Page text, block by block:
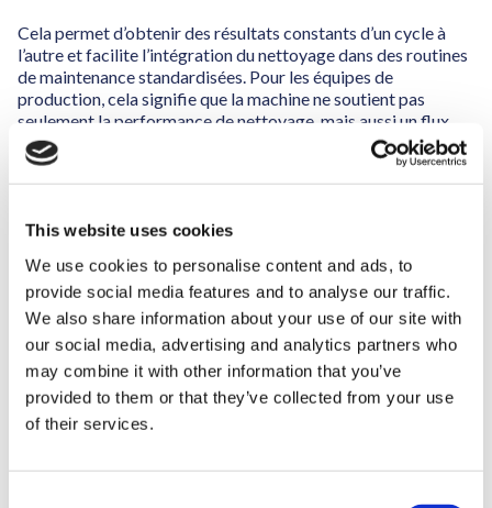
This website uses cookies
We use cookies to personalise content and ads, to
provide social media features and to analyse our traffic.
We also share information about your use of our site with
our social media, advertising and analytics partners who
may combine it with other information that you’ve
provided to them or that they’ve collected from your use
of their services.
Cela permet d’obtenir des résultats constants d’un cycle à
l’autre et facilite l’intégration du nettoyage dans des routines
de maintenance standardisées. Pour les équipes de
production, cela signifie que la machine ne soutient pas
seulement la performance de nettoyage, mais aussi un flux
opérationnel plus prévisible.
contribue-t-il à la fiabilité des
opérations industrielles ?
Les systèmes de nettoyage laser industriels doivent
fonctionner de manière fiable dans des conditions de
production réelles. Le FW Laser 2000 a donc été conçu
comme une solution industrielle mettant l’accent sur la
stabilité du process, la répétabilité et la fiabilité à long terme.